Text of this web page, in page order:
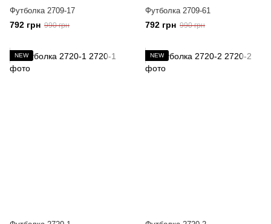
Футболка 2709-17
792 грн 990 грн
Футболка 2709-61
792 грн 990 грн
NEW NEW